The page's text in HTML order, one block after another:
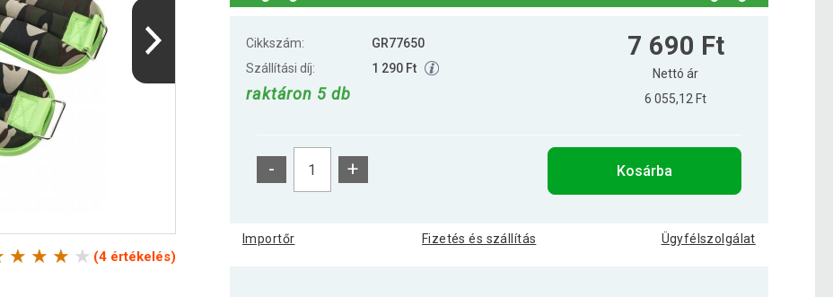
(4 értékelés)
Cikkszám:
GR77650
Szállítási díj:
1 290 Ft
raktáron 5 db
7 690 Ft
Nettó ár
6 055,12 Ft
- + Kosárba
Importőr Fizetés és szállítás Ügyfélszolgálat